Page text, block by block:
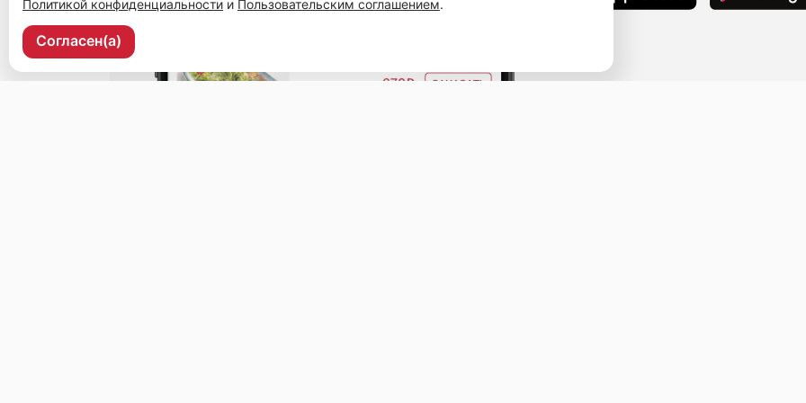
Политикой конфиденциальности и Пользовательским соглашением.
Согласен(а)